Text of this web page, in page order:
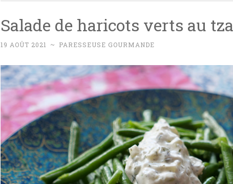
Salade de haricots verts au
19 AOÛT 2021 ~ PARESSEUSE GOURMANDE